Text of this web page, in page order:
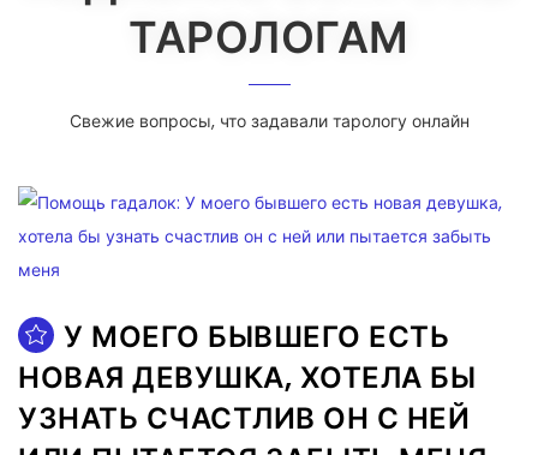
ТАРОЛОГАМ
Свежие вопросы, что задавали тарологу онлайн
У МОЕГО БЫВШЕГО ЕСТЬ
НОВАЯ ДЕВУШКА, ХОТЕЛА БЫ
УЗНАТЬ СЧАСТЛИВ ОН С НЕЙ